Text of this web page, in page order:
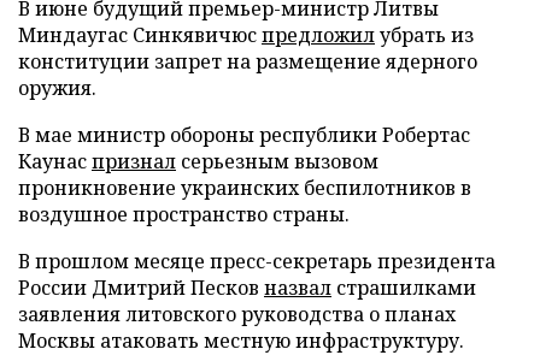
В июне будущий премьер-министр Литвы
Миндаугас Синкявичюспредложилубрать из
конституции запрет на размещение ядерного
оружия.
В мае министр обороны республики Робертас
Каунаспризнал серьезным вызовом
проникновение украинских беспилотников в
воздушное пространство страны.
В прошлом месяце пресс-секретарь президента
России Дмитрий Песков назвал страшилками
заявления литовского руководства о планах
Москвы атаковать местную инфраструктуру.